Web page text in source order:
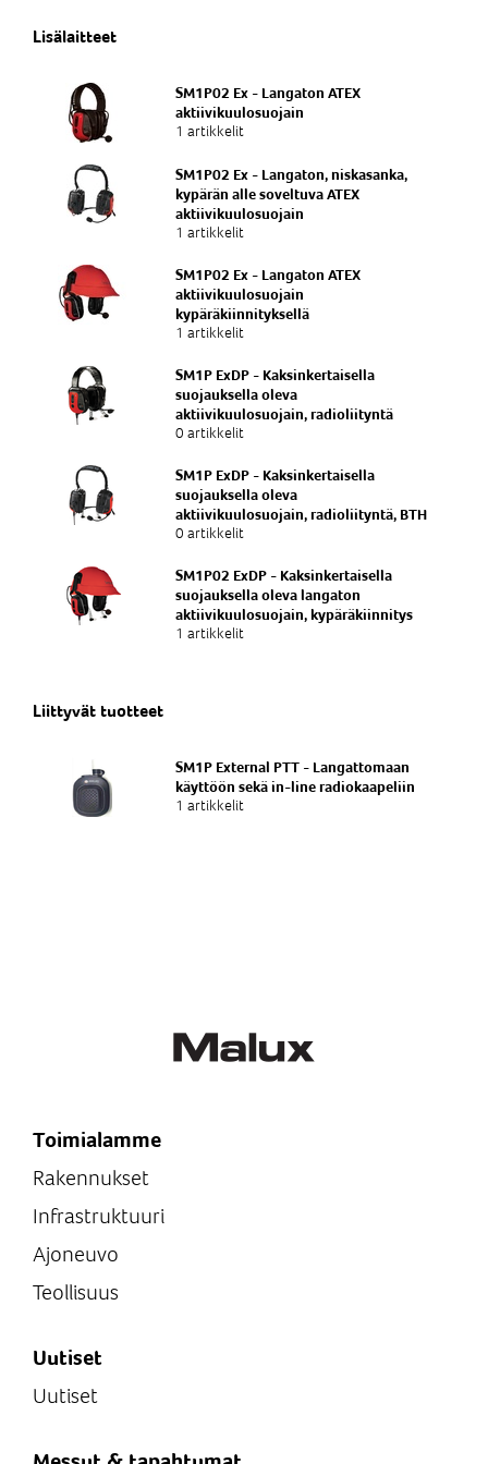
Lisälaitteet
SM1P02 Ex - Langaton ATEX
aktiivikuulosuojain
1 artikkelit
SM1P02 Ex - Langaton, niskasanka,
kypärän alle soveltuva ATEX
aktiivikuulosuojain
1 artikkelit
SM1P02 Ex - Langaton ATEX
aktiivikuulosuojain
kypäräkiinnityksellä
1 artikkelit
SM1P ExDP - Kaksinkertaisella
suojauksella oleva
aktiivikuulosuojain, radioliityntä
0 artikkelit
SM1P ExDP - Kaksinkertaisella
suojauksella oleva
aktiivikuulosuojain, radioliityntä, BTH
0 artikkelit
SM1P02 ExDP - Kaksinkertaisella
suojauksella oleva langaton
aktiivikuulosuojain, kypäräkiinnitys
1 artikkelit
Liittyvät tuotteet
SM1P External PTT - Langattomaan
käyttöön sekä in-line radiokaapeliin
1 artikkelit
Toimialamme
Rakennukset
Infrastruktuuri
Ajoneuvo
Teollisuus
Uutiset
Uutiset